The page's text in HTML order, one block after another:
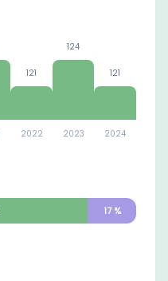
121
2022
124
2023
121
2024
17%